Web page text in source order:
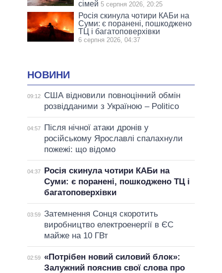
сімей 5 серпня 2026, 20:25
Росія скинула чотири КАБи на
Суми: є поранені, пошкоджено
ТЦ і багатоповерхівки
6 серпня 2026, 04:37
НОВИНИ
09:12
США відновили повноцінний обмін
розвідданими з Україною – Politico
04:57
Після нічної атаки дронів у
російському Ярославлі спалахнули
пожежі: що відомо
04:37
Росія скинула чотири КАБи на
Суми: є поранені, пошкоджено ТЦ і
багатоповерхівки
03:59 Затемнення Сонця скоротить
виробництво електроенергії в ЄС
майже на 10 ГВт
02:59 «Потрібен новий силовий блок»:
Залужний пояснив свої слова про